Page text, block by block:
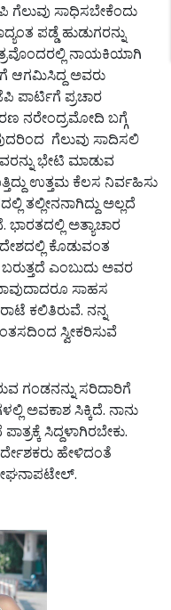
ಸಾಧಿಸಬೇಕೆಂದು
ಪಡ್ಡೆ ಹುಡುಗರನ್ನು
ನಾಯಕಿಯಾಗಿ
ಆಗಮಿಸಿದ್ದ ಅವರು
ಪಾರ್ಟಿಗೆ ಪ್ರಚಾರ
ನರೇಂದ್ರಮೋದಿ ಬಗ್ಗೆ
ಗೆಲುವು ಸಾದಿಸಲಿ
ಭೇಟಿ ಮಾಡುವ
ಉತ್ತಮ ಕೆಲಸ ನಿರ್ವಹಿಸು
ತಲ್ಲೀನನಾಗಿದ್ದು ಅಲ್ಲದೆ
ಅತ್ಯಾಚಾರ
ಕೊಡುವಂತ
ಎಂಬುದು ಅವರ
ಸಾಹಸ
ಕಲಿತಿರುವೆ. ನನ್ನ
ಸ್ವೀಕರಿಸುವೆ
ಗಂಡನನ್ನು ಸರಿದಾರಿಗೆ
ಅವಕಾಶ ಸಿಕ್ಕಿದೆ. ನಾನು
ಸಿದ್ದಳಾಗಿರಬೇಕು.
ಹೇಳಿದಂತೆ